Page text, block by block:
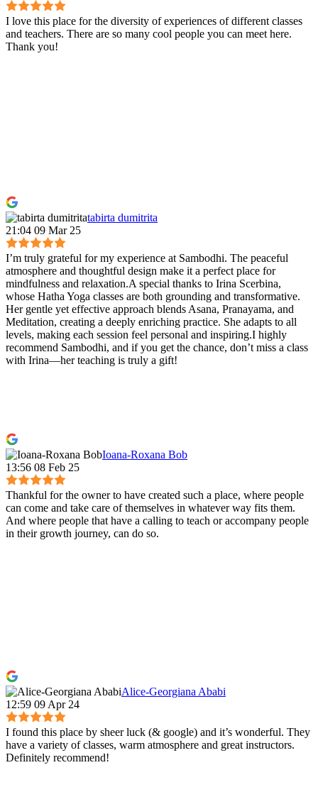
I love this place for the diversity of experiences of different classes
and teachers. There are so many cool people you can meet here.
Thank you!
tabirta dumitrita
21:04 09 Mar 25
I’m truly grateful for my experience at Sambodhi. The peaceful
atmosphere and thoughtful design make it a perfect place for
mindfulness and relaxation.A special thanks to Irina Scerbina,
whose Hatha Yoga classes are both grounding and transformative.
Her gentle yet effective approach blends Asana, Pranayama, and
Meditation, creating a deeply enriching practice. She adapts to all
levels, making each session feel personal and inspiring.I highly
recommend Sambodhi, and if you get the chance, don’t miss a class
with Irina—her teaching is truly a gift!
Ioana-Roxana Bob
13:56 08 Feb 25
Thankful for the owner to have created such a place, where people
can come and take care of themselves in whatever way fits them.
And where people that have a calling to teach or accompany people
in their growth journey, can do so.
Alice-Georgiana Ababi
12:59 09 Apr 24
I found this place by sheer luck (& google) and it’s wonderful. They
have a variety of classes, warm atmosphere and great instructors.
Definitely recommend!